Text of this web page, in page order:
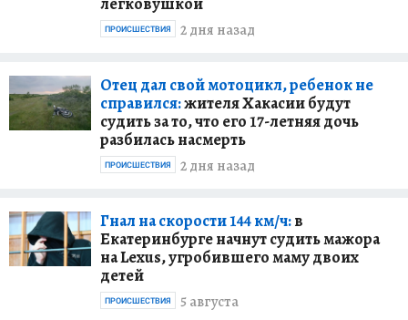
2 дня назад
ПРОИСШЕСТВИЯ
Отец дал свой мотоцикл, ребенок не
справился:жителя Хакасии будут
судить за то, что его 17-летняя дочь
разбилась насмерть
2 дня назад
ПРОИСШЕСТВИЯ
Гнал на скорости 144 км/ч:в
Екатеринбурге начнут судить мажора
на Lexus, угробившего маму двоих
детей
5 августа
ПРОИСШЕСТВИЯ